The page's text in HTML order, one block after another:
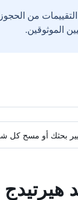
من
بحثك أو مسح كل
هيرتيدج